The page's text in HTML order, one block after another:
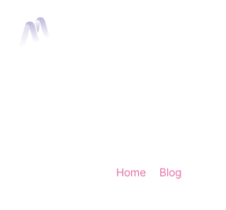
Home Blog